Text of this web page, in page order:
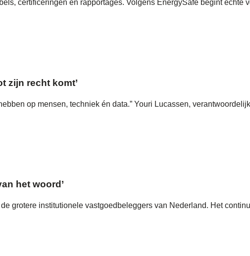
certificeringen en rapportages. Volgens EnergySafe begint echte
zijn recht komt’
op mensen, techniek én data.” Youri Lucassen,
het woord’
grotere institutionele vastgoedbeleggers van Nederland. Het